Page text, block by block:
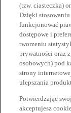
(tzw. ciasteczka)
Dzięki stosowaniu
funkcjonować
dostępowe i
tworzeniu
prywatności oraz
osobowych) pod
strony
ulepszania
Potwierdzając
akceptujesz